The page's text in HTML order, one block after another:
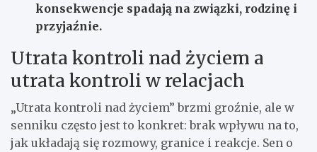
konsekwencje spadają na związki, rodzinę i
przyjaźnie.
Utrata kontroli nad życiem a
utrata kontroli w relacjach
„Utrata kontroli nad życiem” brzmi groźnie, ale w
senniku często jest to konkret: brak wpływu na to,
jak układają się rozmowy, granice i reakcje. Sen o